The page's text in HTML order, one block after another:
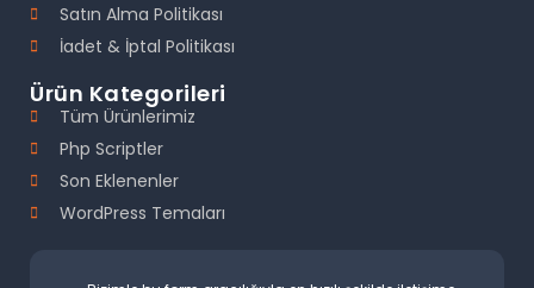
Satın Alma Politikası
İadet & İptal Politikası
Ürün Kategorileri
Tüm Ürünlerimiz
Php Scriptler
Son Eklenenler
WordPress Temaları